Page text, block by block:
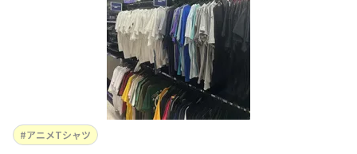
アニメTシャツ